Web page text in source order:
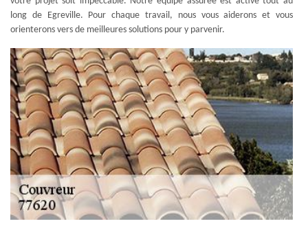
long de Egreville. Pour chaque travail, nous vous aiderons et vous
orienterons vers de meilleures solutions pour y parvenir.